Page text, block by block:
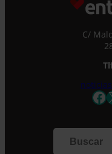
y los correos
ofrecemos
este formulario.
alta en nuestra
al tanto de todas
Correo
C/